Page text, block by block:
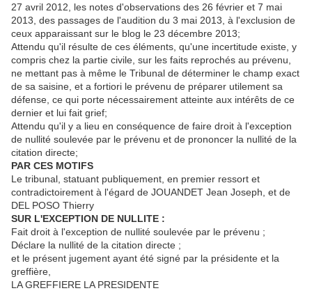
27 avril 2012, les notes d'observations des 26 février et 7 mai
2013, des passages de l'audition du 3 mai 2013, à l'exclusion de
ceux apparaissant sur le blog le 23 décembre 2013;
Attendu qu'il résulte de ces éléments, qu'une incertitude existe, y
compris chez la partie civile, sur les faits reprochés au prévenu,
ne mettant pas à même le Tribunal de déterminer le champ exact
de sa saisine, et a fortiori le prévenu de préparer utilement sa
défense, ce qui porte nécessairement atteinte aux intérêts de ce
dernier et lui fait grief;
Attendu qu'il y a lieu en conséquence de faire droit à l'exception
de nullité soulevée par le prévenu et de prononcer la nullité de la
citation directe;
PAR CES MOTIFS
Le tribunal, statuant publiquement, en premier ressort et
contradictoirement à l'égard de JOUANDET Jean Joseph, et de
DEL POSO Thierry
SUR L'EXCEPTION DE NULLITE :
Fait droit à l'exception de nullité soulevée par le prévenu ;
Déclare la nullité de la citation directe ;
et le présent jugement ayant été signé par la présidente et la
greffière,
LA GREFFIERE LA PRESIDENTE